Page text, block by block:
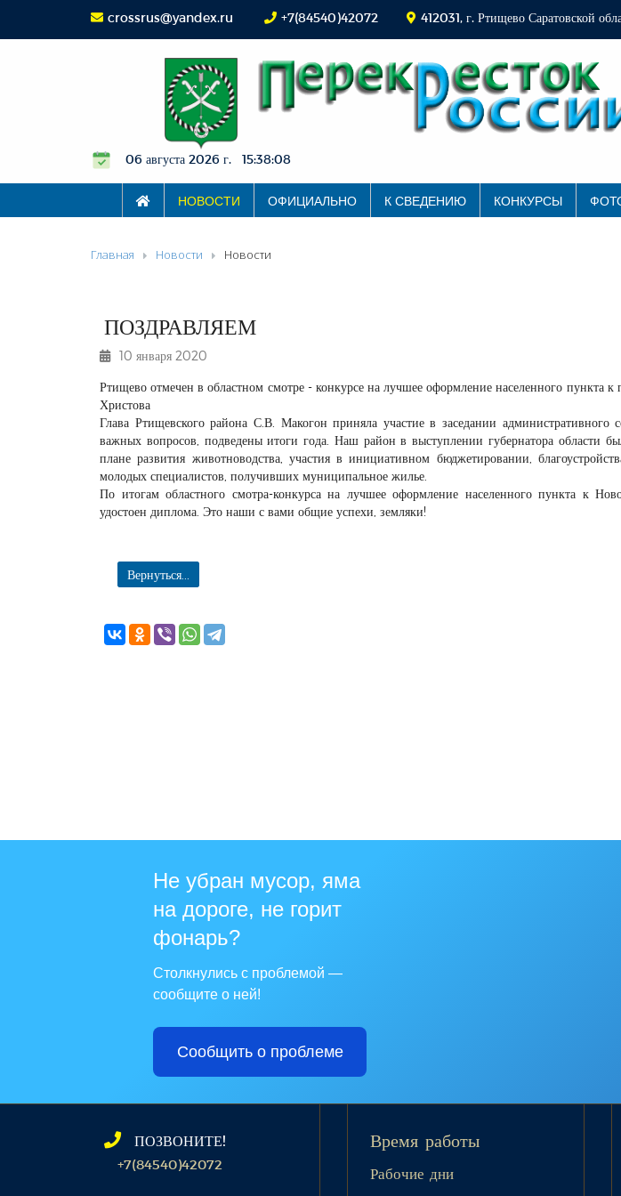
crossrus@yandex.ru +7(84540)42072 412031, г. Ртищево Саратовской
06 августа 2026 г. 15:38:08
НОВОСТИ ОФИЦИАЛЬНО К СВЕДЕНИЮ КОНКУРСЫ
Главная Новости Новости
ПОЗДРАВЛЯЕМ
10 января 2020
Ртищево отмечен в областном смотре - конкурсе на лучшее оформление населенного пункта
Христова
Глава Ртищевского района С.В. Макогон приняла участие в заседании административного
важных вопросов, подведены итоги года. Наш район в выступлении губернатора области
плане развития животноводства, участия в инициативном бюджетировании,
молодых специалистов, получивших муниципальное жилье.
По итогам областного смотра-конкурса на лучшее оформление населенного пункта к
удостоен диплома. Это наши с вами общие успехи, земляки!
Вернуться...
Не убран мусор, яма
на дороге, не горит
фонарь?
Столкнулись с проблемой —
сообщите о ней!
Сообщить о проблеме
ПОЗВОНИТЕ!
+7(84540)42072
Время работы
Рабочие дни